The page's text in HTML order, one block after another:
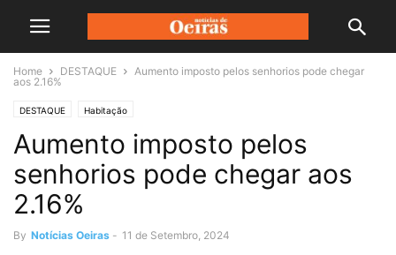
Home DESTAQUE
Aumento imposto pelos senhorios pode chegar
aos 2.16%
DESTAQUE Habitação
Aumento imposto pelos
senhorios pode chegar aos
2.16%
By Notícias Oeiras - 11 de Setembro, 2024